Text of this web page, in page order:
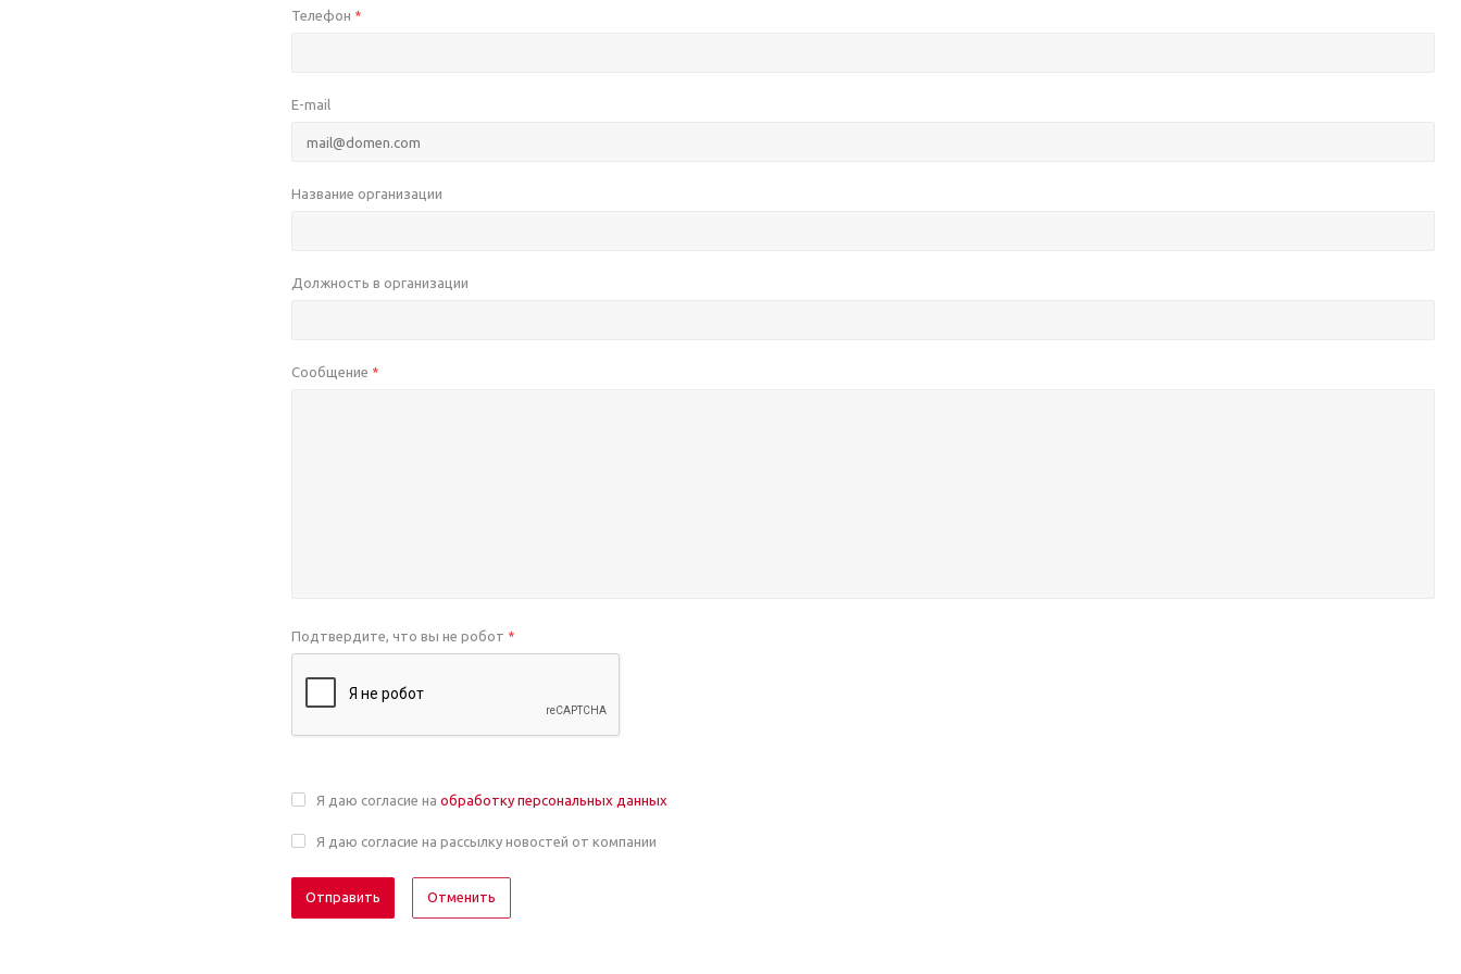
Телефон *
E-mail
Название организации
Должность в организации
Сообщение *
Подтвердите, что вы не робот *
Я даю согласие на обработку персональных данных
Я даю согласие на рассылку новостей от компании
Отменить